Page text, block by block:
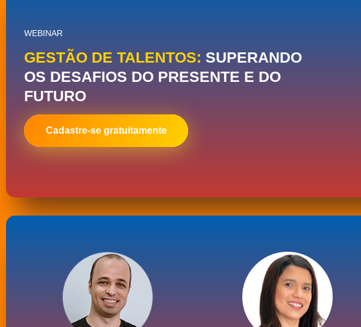
WEBINAR
GESTÃO DE TALENTOS: SUPERANDO
OS DESAFIOS DO PRESENTE E DO
FUTURO
Cadastre-se gratuitamente
Daniella Vasconcellos
Gerente de Inovação e ESG